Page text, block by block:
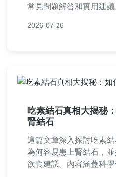
常見問題解答和實用建
你整理所有精華內容。
2026-07-26
吃素結石真相大揭秘
腎結石
這篇文章深入探討吃素
為何容易患上腎結石，
飲食建議。內容涵蓋科